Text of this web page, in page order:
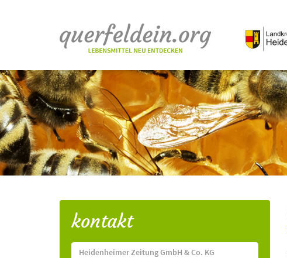
kontakt
Heidenheimer Zeitung GmbH & Co. KG